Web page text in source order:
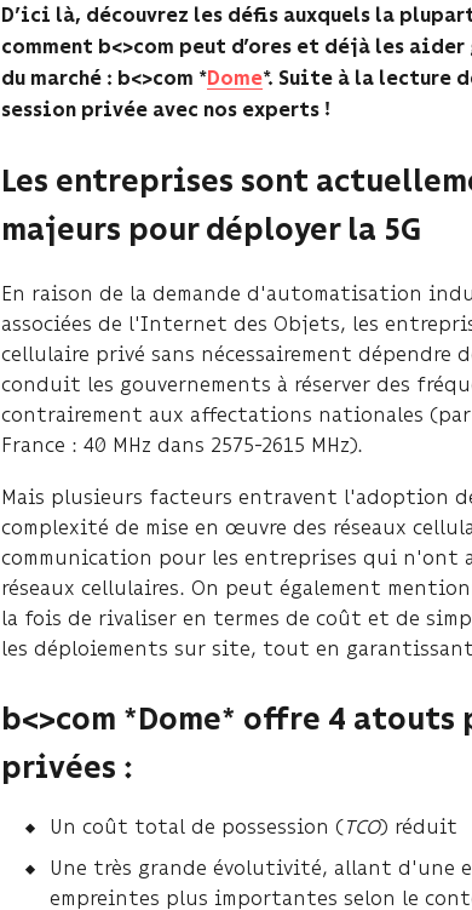
D’ici là, découvrez les défis auxquels la
comment b<>com peut d’ores et déjà les
du marché : b<>com ​ * Dome*. Suite à la lecture
session privée avec nos experts !
Les entreprises sont
majeurs pour déployer la 5G
En raison de la demande d'automatisation
associées de l'Internet des Objets, les
cellulaire privé sans nécessairement dépendre
conduit les gouvernements à réserver des
contrairement aux affectations nationales (par
France : 40 MHz dans 2575-2615 MHz).
Mais plusieurs facteurs entravent l'adoption
complexité de mise en œuvre des réseaux
communication pour les entreprises qui n'ont
réseaux cellulaires. On peut également
la fois de rivaliser en termes de coût et de
les déploiements sur site, tout en
b<>com *Dome* offre 4
privées :
Un coût total de possession (TCO) réduit
Une très grande évolutivité, allant d'une
empreintes plus importantes selon le